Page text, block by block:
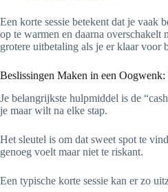
Een korte sessie betekent dat je vaak
op te warmen en daarna overschakelt
grotere uitbetaling als je er klaar voor
Beslissingen Maken in een
Je belangrijkste hulpmiddel is de
je maar wilt na elke stap.
Het sleutel is om dat sweet spot te
genoeg voelt maar niet te riskant.
Een typische korte sessie kan er zo